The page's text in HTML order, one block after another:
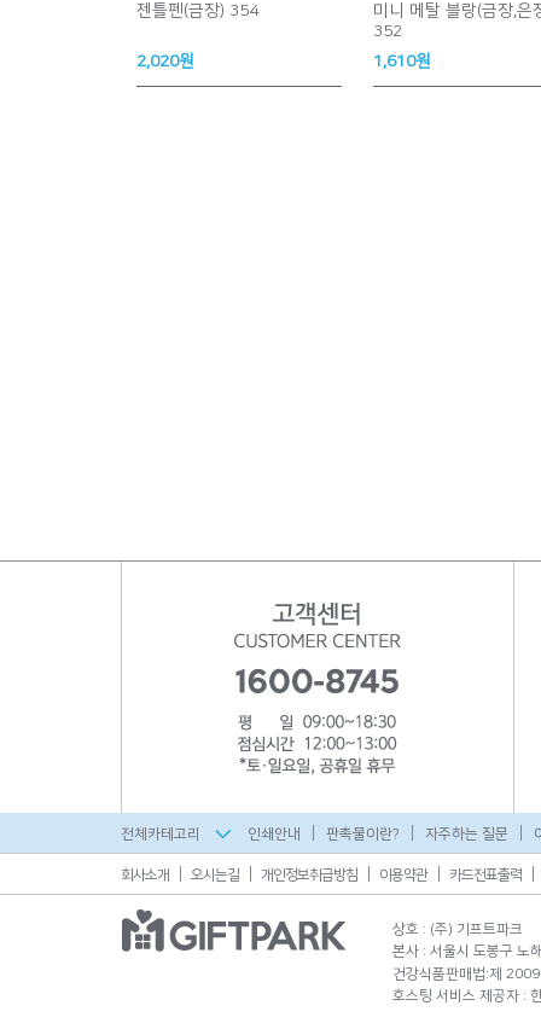
젠틀펜(금장) 354
2,020원
미니 메탈 블랑(금장,은
352
1,610원
전체카테고리 인쇄안내 판촉물이란? 자주하는 질문
회사소개 오시는길 개인정보취급방침 이용약관 카드전표출력
상호 : (주) 기프트파크
본사 : 서울시 도봉구 노
건강식품판매법:제
호스팅 서비스 제공자 :